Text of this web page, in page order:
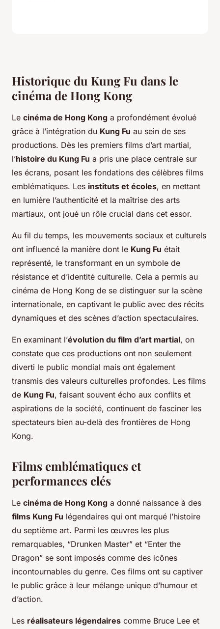
Historique du Kung Fu dans le
cinéma de Hong Kong
Le cinéma de Hong Kong a profondément évolué
grâce à l’intégration du Kung Fu au sein de ses
productions. Dès les premiers films d’art martial,
l’histoire du Kung Fu a pris une place centrale sur
les écrans, posant les fondations des célèbres films
emblématiques. Les instituts et écoles, en mettant
en lumière l’authenticité et la maîtrise des arts
martiaux, ont joué un rôle crucial dans cet essor.
Au fil du temps, les mouvements sociaux et culturels
ont influencé la manière dont le Kung Fu était
représenté, le transformant en un symbole de
résistance et d’identité culturelle. Cela a permis au
cinéma de Hong Kong de se distinguer sur la scène
internationale, en captivant le public avec des récits
dynamiques et des scènes d’action spectaculaires.
En examinant l’évolution du film d’art martial, on
constate que ces productions ont non seulement
diverti le public mondial mais ont également
transmis des valeurs culturelles profondes. Les films
de Kung Fu, faisant souvent écho aux conflits et
aspirations de la société, continuent de fasciner les
spectateurs bien au-delà des frontières de Hong
Kong.
Films emblématiques et
performances clés
Le cinéma de Hong Kong a donné naissance à des
films Kung Fu légendaires qui ont marqué l’histoire
du septième art. Parmi les œuvres les plus
remarquables, “Drunken Master” et “Enter the
Dragon” se sont imposés comme des icônes
incontournables du genre. Ces films ont su captiver
le public grâce à leur mélange unique d’humour et
d’action.
Les réalisateurs légendaires comme Bruce Lee et